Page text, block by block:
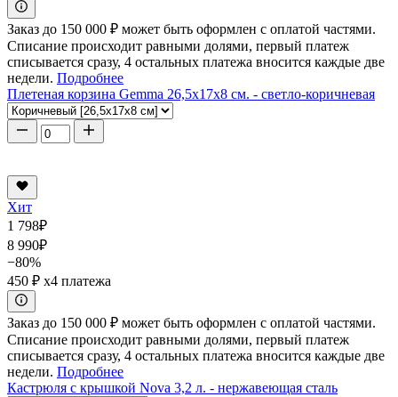
Заказ до 150 000 ₽ может быть оформлен с оплатой частями.
Списание происходит равными долями, первый платеж
списывается сразу, 4 остальных платежа вносится каждые две
недели. Подробнее
Плетеная корзина Gemma 26,5x17x8 см. - светло-коричневая
Хит
1 798₽
8 990₽
−80%
450 ₽ x4 платежа
Заказ до 150 000 ₽ может быть оформлен с оплатой частями.
Списание происходит равными долями, первый платеж
списывается сразу, 4 остальных платежа вносится каждые две
недели. Подробнее
Кастрюля с крышкой Nova 3,2 л. - нержавеющая сталь